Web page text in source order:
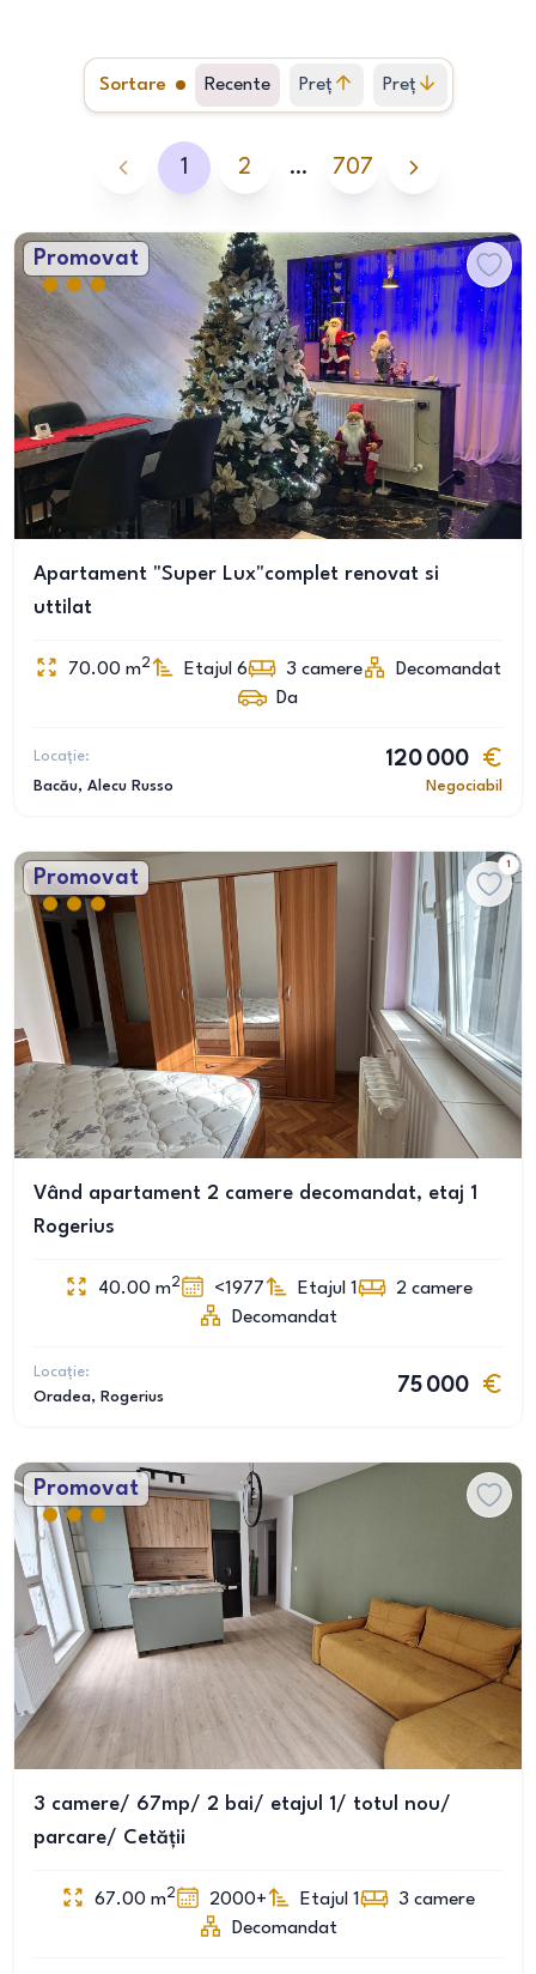
Sortare Recente Preț
crescător
Preț
descrescător
1 2 … 707
Promovat
Apartament "Super Lux"complet renovat si
uttilat
70.00 m2 Etajul 6 3 camere
Decomandat
Da
Locație:
Bacău, Alecu Russo
120 000
Negociabil
Promovat
1
Vând apartament 2 camere decomandat, etaj 1
Rogerius
40.00 m2 <1977 Etajul 1 2 camere
Decomandat
Locație:
Oradea, Rogerius
75 000
Promovat
3 camere/ 67mp/ 2 bai/ etajul 1/ totul nou/
parcare/ Cetății
67.00 m2 2000+ Etajul 1 3 camere
Decomandat